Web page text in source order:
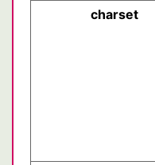
charset